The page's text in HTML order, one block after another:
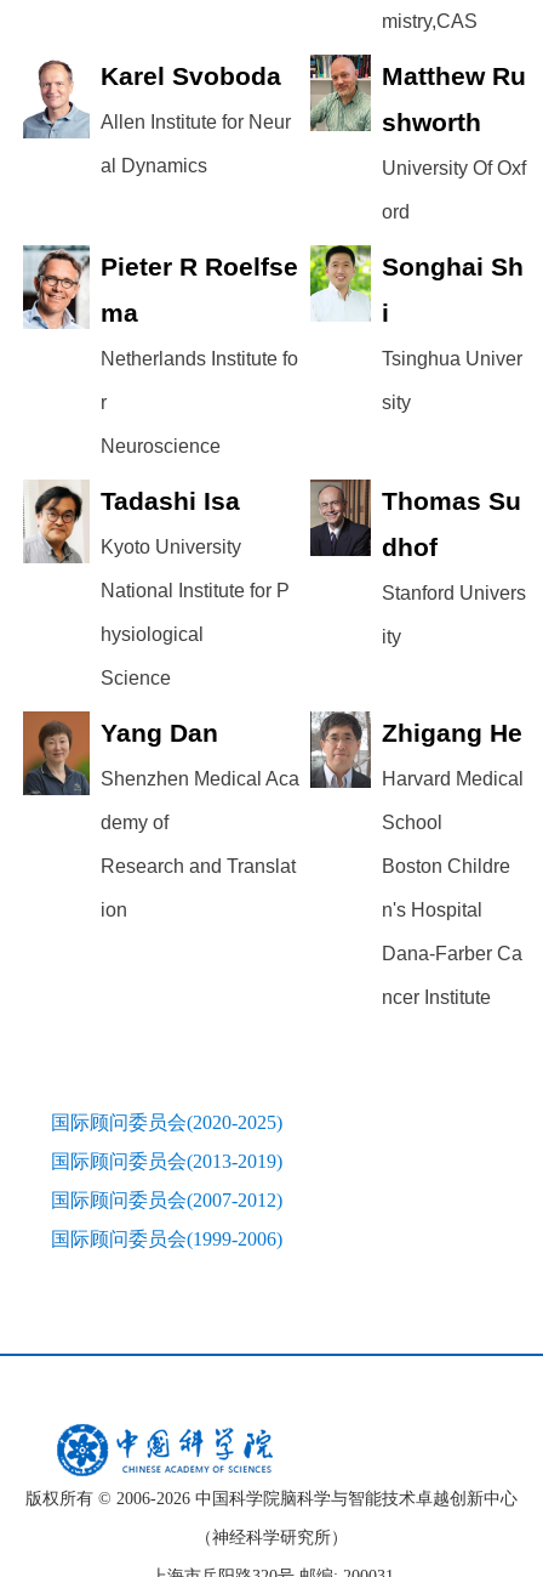
mistry,CAS
Karel Svoboda
Allen Institute for Neur
al Dynamics
Matthew Ru
shworth
University Of Oxf
ord
Pieter R Roelfse
ma
Netherlands Institute fo
r
Neuroscience
Songhai Sh
i
Tsinghua Univer
sity
Tadashi Isa
Kyoto University
National Institute for P
hysiological
Science
Thomas Su
dhof
Stanford Univers
ity
Yang Dan
Shenzhen Medical Aca
demy of
Research and Translat
ion
Zhigang He
Harvard Medical
School
Boston Childre
n's Hospital
Dana-Farber Ca
ncer Institute
国际顾问委员会(2020-2025)
国际顾问委员会(2013-2019)
国际顾问委员会(2007-2012)
国际顾问委员会(1999-2006)
版权所有 © 2006-2026 中国科学院脑科学与智能技术卓越创新中心
（神经科学研究所）